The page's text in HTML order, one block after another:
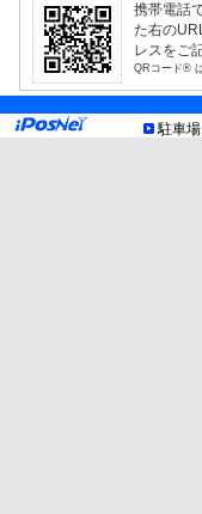
制限事項
高
幅
長
重量
車底
お知らせ
携帯電話
た右の
レスをご
QRコード®
駐車